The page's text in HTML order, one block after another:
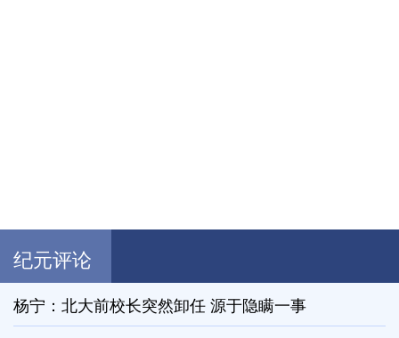
纪元评论
杨宁：北大前校长突然卸任 源于隐瞒一事